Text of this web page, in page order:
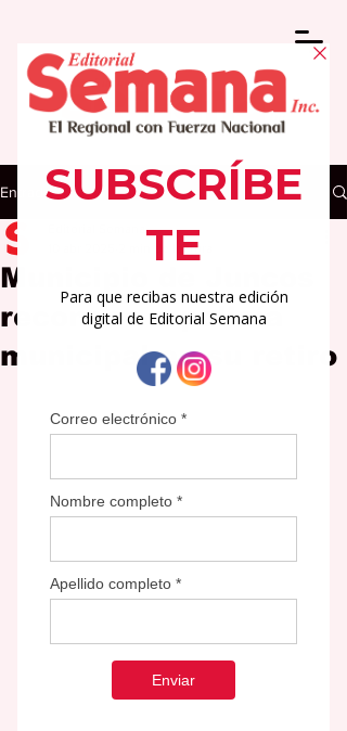
Entrada
Municipio de Juncos
reconoce a policía
municipal en su retiro
2 min de lectura